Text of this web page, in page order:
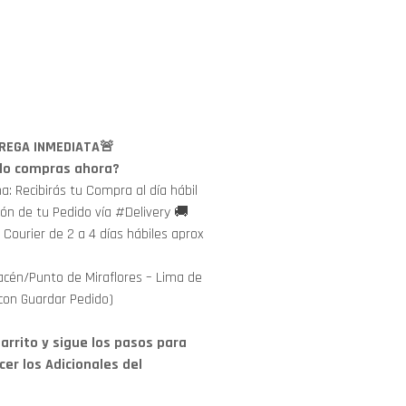
INMEDIATA🚨
compras ahora?
Recibirás tu Compra al día hábil
de tu Pedido vía #Delivery 🚚
Courier de 2 a 4 días hábiles aprox
Punto de Miraflores – Lima de
Guardar Pedido)
y sigue los pasos para
los Adicionales del